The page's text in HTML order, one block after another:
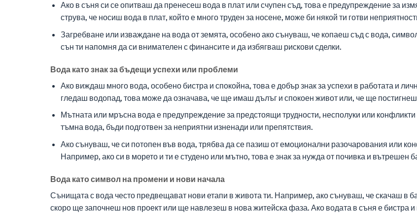
Ако в съня си се опитваш да пренесеш вода в плат или счупен съд, това е предупреждение за
струва, че носиш вода в плат, който е много труден за носене, може би някой ти готви
Загребване или изваждане на вода от земята, особено ако сънуваш, че копаеш съд с вода,
сън ти напомня да си внимателен с финансите и да избягваш рискови сделки.
Вода като знак за бъдещи успехи или проблеми
Ако виждаш много вода, особено бистра и спокойна, това е добър знак за успехи в работата и
гледаш водопад, това може да означава, че ще имаш дълъг и спокоен живот или, че ще постигнеш
Мътната или мръсна вода е предупреждение за предстоящи трудности, несполуки или
тъмна вода, бъди подготвен за неприятни изненади или препятствия.
Ако сънуваш, че си потопен във вода, трябва да се пазиш от емоционални разочарования или
Например, ако си в морето и ти е студено или мътно, това е знак за нужда от почивка и вътрешен
Вода като символ на промени и нови начала
Сънищата с вода често предвещават нови етапи в живота ти. Например, ако сънуваш, че скачаш в
скоро ще започнеш нов проект или ще навлезеш в нова житейска фаза. Ако водата в съня е бистра